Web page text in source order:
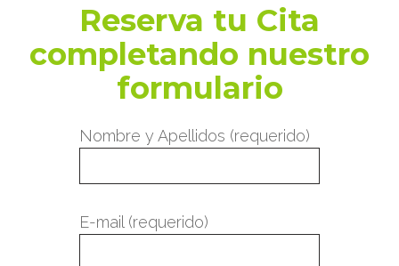
Reserva tu Cita
completando nuestro
formulario
Nombre y Apellidos (requerido)
E-mail (requerido)